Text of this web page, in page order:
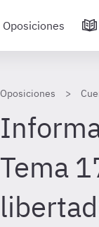
Oposiciones
Oposiciones
Tema